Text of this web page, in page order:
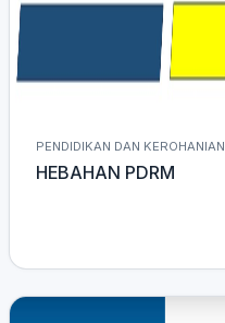
PENDIDIKAN DAN KEROHANIAN
HEBAHAN PDRM